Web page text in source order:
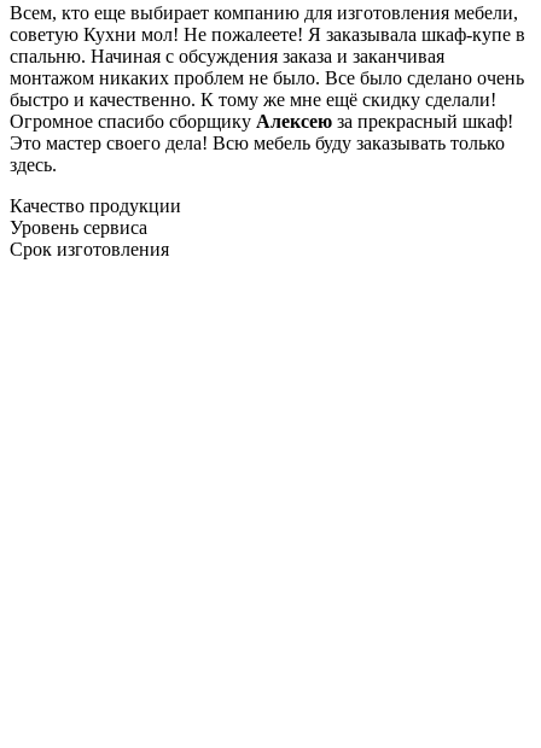
Всем, кто еще выбирает компанию для изготовления мебели,
советую Кухни мол! Не пожалеете! Я заказывала шкаф-купе в
спальню. Начиная с обсуждения заказа и заканчивая
монтажом никаких проблем не было. Все было сделано очень
быстро и качественно. К тому же мне ещё скидку сделали!
Огромное спасибо сборщику Алексею за прекрасный шкаф!
Это мастер своего дела! Всю мебель буду заказывать только
здесь.
Качество продукции
Уровень сервиса
Срок изготовления